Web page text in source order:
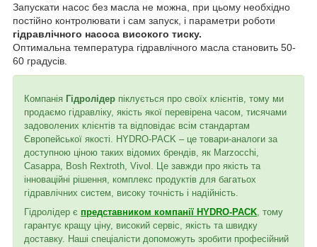
Запускати насос без масла не можна, при цьому необхідно
постійно контролювати і сам запуск, і параметри роботи
гідравлічного насоса високого тиску.
Оптимальна температура гідравлічного масла становить 50-
60 градусів.
Компанія Гідролідер піклується про своїх клієнтів, тому ми
продаємо гідравліку, якість якої перевірена часом, тисячами
задоволених клієнтів та відповідає всім стандартам
Європейської якості. HYDRO-PACK – це товари-аналоги за
доступною ціною таких відомих брендів, як Marzocchi,
Casappa, Bosh Rextroth, Vivol. Це завжди про якість та
інноваційні рішення, комплекс продуктів для багатьох
гідравлічних систем, високу точність і надійність.
Гідролідер є представником компанії HYDRO-PACK , тому
гарантує кращу ціну, високий сервіс, якість та швидку
доставку. Наші спеціалісти допоможуть зробити професійний